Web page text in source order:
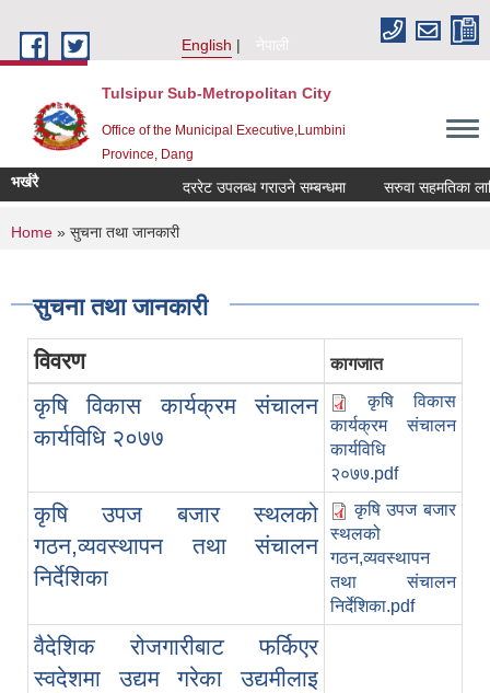
English
नेपाली
Tulsipur Sub-Metropolitan City
Office of the Municipal Executive,Lumbini
Province, Dang
भर्खरै दररेट उपलब्ध गराउने सम्बन्धमा सरुवा सहमतिका
You are here
Home » सुचना तथा जानकारी
सुचना तथा जानकारी
विवरण कागजात
कृषि विकास कार्यक्रम संचालन
कार्यविधि २०७७
कृषि विकास
कार्यक्रम संचालन
कार्यविधि
२०७७.pdf
कृषि उपज बजार स्थलको
गठन,व्यवस्थापन तथा संचालन
निर्देशिका
कृषि उपज बजार
स्थलको
गठन,व्यवस्थापन
तथा संचालन
निर्देशिका.pdf
वैदेशिक रोजगारीबाट फर्किएर
स्वदेशमा उद्यम गरेका उद्यमीलाइ